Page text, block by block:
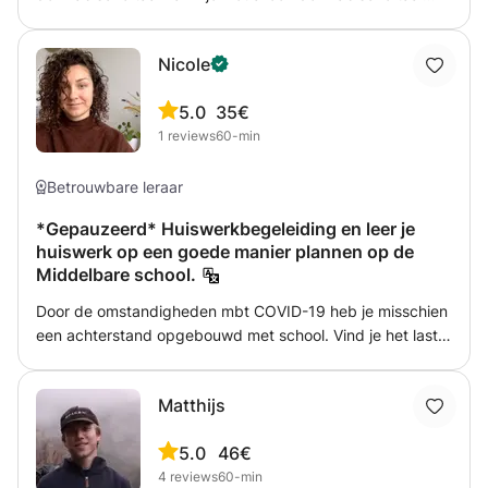
Arabische literatuur en poëzie en hoe om ervan te
genieten, omdat ik geloof dat als je van iets houdt en
ervan geniet, je het automatisch zult leren... De kracht om
iets te overwinnen is liefde.
Nicole
5.0
1 reviews
35€
60-min
Betrouwbare leraar
*Gepauzeerd* Huiswerkbegeleiding en leer je
huiswerk op een goede manier plannen op de
Middelbare school.
Door de omstandigheden mbt COVID-19 heb je misschien
een achterstand opgebouwd met school. Vind je het lastig
moeite om je aan een planning te houden? Ik kan je
helpen met al het bovenstaande. Samen kijken we waar jij
tegenaan loopt en wat jij nodig hebt om door te kunnen
gaan met schoolwerk. We kunnen bijvoorbeeld een online
Matthijs
5.0
4 reviews
46€
60-min